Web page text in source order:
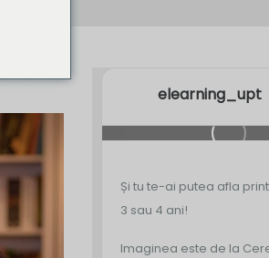
elearning_upt
Și tu te-ai putea afla
3 sau 4 ani!
Imaginea este de la